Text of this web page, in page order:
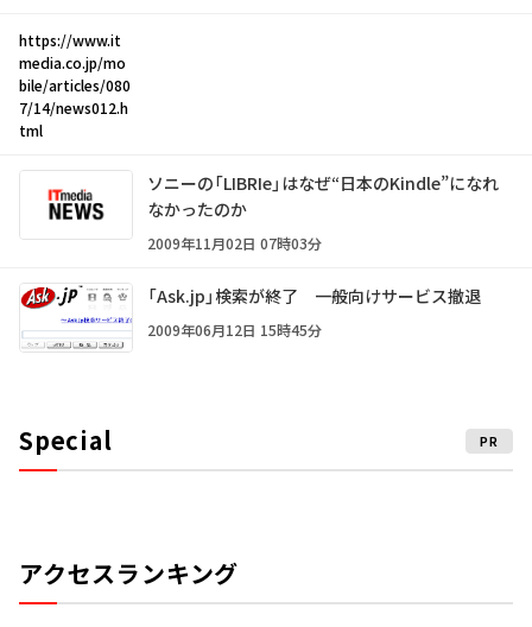
https://www.it
media.co.jp/mo
bile/articles/080
7/14/news012.h
tml
ソニーの「LIBRIe」はなぜ“日本のKindle”になれ
なかったのか
2009年11月02日 07時03分
「Ask.jp」検索が終了 一般向けサービス撤退
2009年06月12日 15時45分
Special PR
アクセスランキング